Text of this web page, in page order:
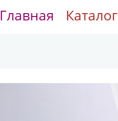
Главная Каталог